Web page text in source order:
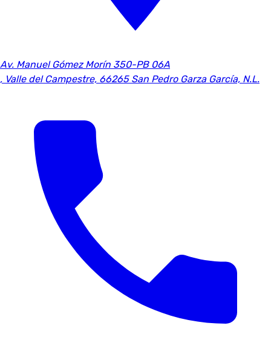
Av. Manuel Gómez Morín 350-PB 06A
, Valle del Campestre, 66265 San Pedro Garza García, N.L.